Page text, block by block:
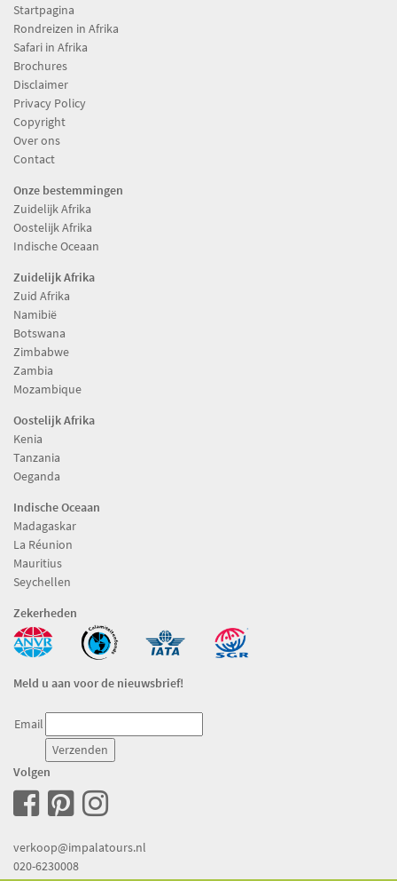
Startpagina
Rondreizen in Afrika
Safari in Afrika
Brochures
Disclaimer
Privacy Policy
Copyright
Over ons
Contact
Onze bestemmingen
Zuidelijk Afrika
Oostelijk Afrika
Indische Oceaan
Zuidelijk Afrika
Zuid Afrika
Namibië
Botswana
Zimbabwe
Zambia
Mozambique
Oostelijk Afrika
Kenia
Tanzania
Oeganda
Indische Oceaan
Madagaskar
La Réunion
Mauritius
Seychellen
Zekerheden
Meld u aan voor de nieuwsbrief!
Email
Volgen
verkoop@impalatours.nl
020-6230008